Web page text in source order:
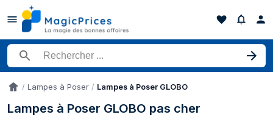
Rechercher un produit
AccueilLampes à Poser Lampes à Poser GLOBO
Lampes à Poser GLOBO pas cher